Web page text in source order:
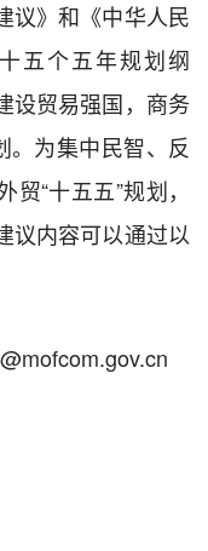
议》和《中华人民
五个五年规划纲
设贸易强国，商务
。为集中民智、反
“十五五”规划，
议内容可以通过以